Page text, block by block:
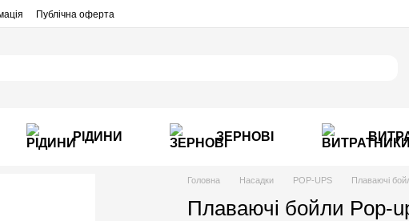
Публічна оферта
РІДИНИ ЗЕРНОВІ
Головна Насадки POP-UPS Плаваючі
Плаваючі бойли Pop-